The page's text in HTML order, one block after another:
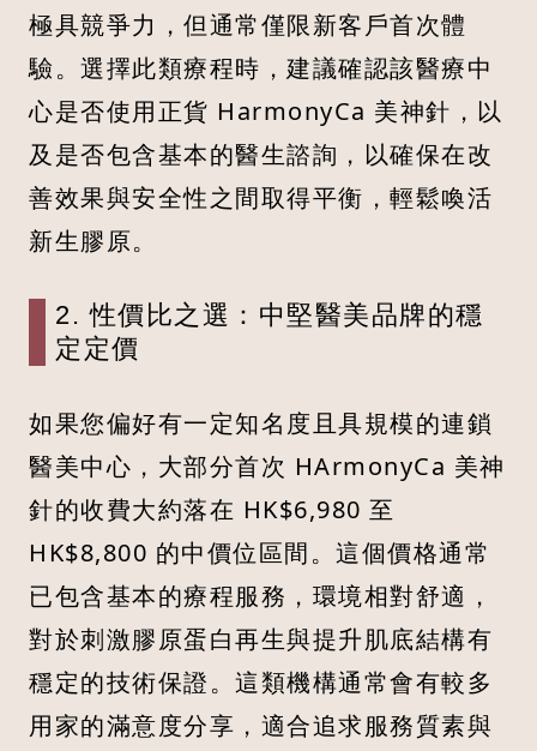
極具競爭力，但通常僅限新客戶首次體
驗。選擇此類療程時，建議確認該醫療中
心是否使用正貨 HarmonyCa 美神針，以
及是否包含基本的醫生諮詢，以確保在改
善效果與安全性之間取得平衡，輕鬆喚活
新生膠原。
2. 性價比之選：中堅醫美品牌的穩
定定價
如果您偏好有一定知名度且具規模的連鎖
醫美中心，大部分首次 HArmonyCa 美神
針的收費大約落在 HK$6,980 至
HK$8,800 的中價位區間。這個價格通常
已包含基本的療程服務，環境相對舒適，
對於刺激膠原蛋白再生與提升肌底結構有
穩定的技術保證。這類機構通常會有較多
用家的滿意度分享，適合追求服務質素與